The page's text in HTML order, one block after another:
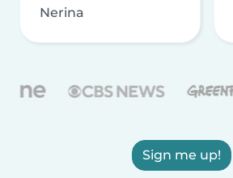
Nerina
Sign me up!